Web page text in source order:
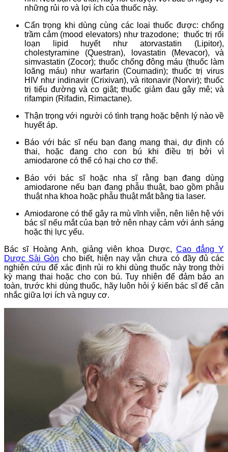
những rủi ro và lợi ích của thuốc này.
Cẩn trọng khi dùng cùng các loại thuốc được: chống
trầm cảm (mood elevators) như trazodone; thuốc trị rối
loạn lipid huyết như atorvastatin (Lipitor),
cholestyramine (Questran), lovastatin (Mevacor), và
simvastatin (Zocor); thuốc chống đông máu (thuốc làm
loãng máu) như warfarin (Coumadin); thuốc trị virus
HIV như indinavir (Crixivan), và ritonavir (Norvir); thuốc
trị tiểu đường và co giật; thuốc giảm đau gây mê; và
rifampin (Rifadin, Rimactane).
Thận trọng với người có tình trạng hoặc bệnh lý nào về
huyết áp.
Báo với bác sĩ nếu bạn đang mang thai, dự định có
thai, hoặc đang cho con bú khi điều trị bởi vì
amiodarone có thể có hại cho cơ thể.
Báo với bác sĩ hoặc nha sĩ rằng bạn đang dùng
amiodarone nếu bạn đang phẫu thuật, bao gồm phẫu
thuật nha khoa hoặc phẫu thuật mắt bằng tia laser.
Amiodarone có thể gây ra mù vĩnh viễn, nên liên hệ với
bác sĩ nếu mắt của bạn trở nên nhạy cảm với ánh sáng
hoặc thị lực yếu.
Bác sĩ Hoàng Anh, giảng viên khoa Dược,Cao đẳng Y
Dược Sài Gòn cho biết, hiện nay vẫn chưa có đầy đủ các
nghiên cứu để xác định rủi ro khi dùng thuốc này trong thời
kỳ mang thai hoặc cho con bú. Tuy nhiên để đảm bảo an
toàn, trước khi dùng thuốc, hãy luôn hỏi ý kiến bác sĩ để cân
nhắc giữa lợi ích và nguy cơ.